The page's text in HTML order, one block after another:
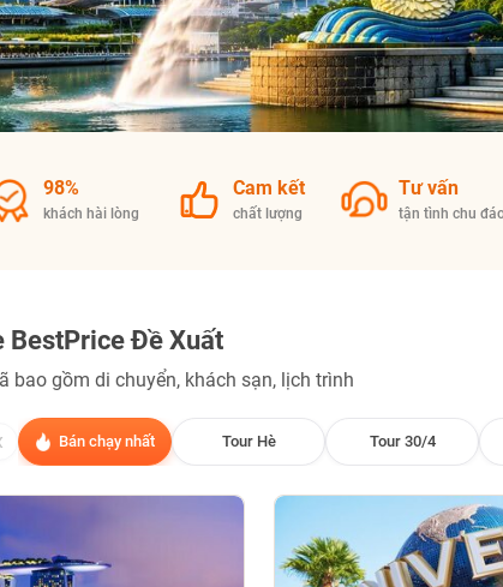
98%
khách hài lòng
Cam kết
chất lượng
Tư vấn
tận tình chu
BestPrice Đề Xuất
gồm di chuyển, khách sạn, lịch trình
Bán chạy nhất Tour Hè Tour 30/4
VẤN NGAY
NGAY
ưu đãi ngay!